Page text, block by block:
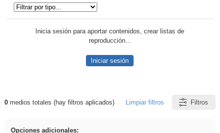
Inicia sesión para aportar contenidos, crear listas de
reproducción...
Iniciar sesión
Resultados de: Oral
0medios totales (hay filtros aplicados) Limpiar filtros Filtros
Opciones adicionales: